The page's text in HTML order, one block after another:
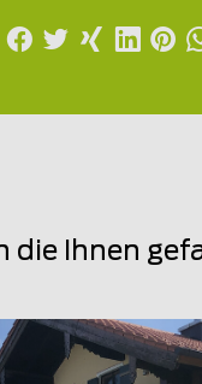
die Ihnen